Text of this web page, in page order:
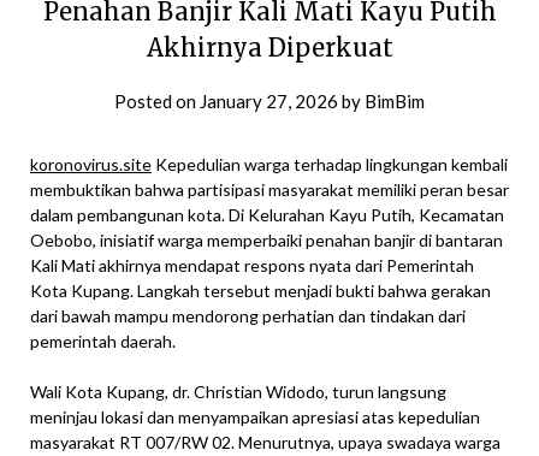
Penahan Banjir Kali Mati Kayu Putih
Akhirnya Diperkuat
Posted on January 27, 2026 by BimBim
koronovirus.site Kepedulian warga terhadap lingkungan kembali
membuktikan bahwa partisipasi masyarakat memiliki peran besar
dalam pembangunan kota. Di Kelurahan Kayu Putih, Kecamatan
Oebobo, inisiatif warga memperbaiki penahan banjir di bantaran
Kali Mati akhirnya mendapat respons nyata dari Pemerintah
Kota Kupang. Langkah tersebut menjadi bukti bahwa gerakan
dari bawah mampu mendorong perhatian dan tindakan dari
pemerintah daerah.
Wali Kota Kupang, dr. Christian Widodo, turun langsung
meninjau lokasi dan menyampaikan apresiasi atas kepedulian
masyarakat RT 007/RW 02. Menurutnya, upaya swadaya warga